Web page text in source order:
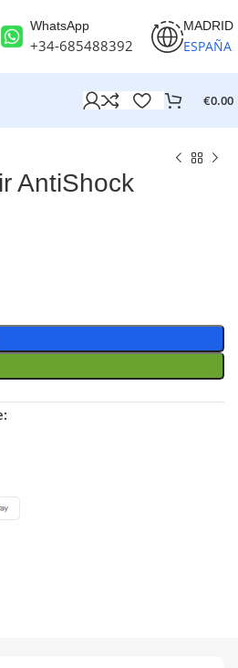
WhatsApp
+34-685488392
MADRID
ESPAÑA
€0.00
AntiShock